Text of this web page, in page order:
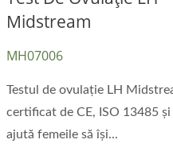
Midstream
MH07006
Testul de ovulație LH
certificat de CE, ISO 13485 și
ajută femeile să își...